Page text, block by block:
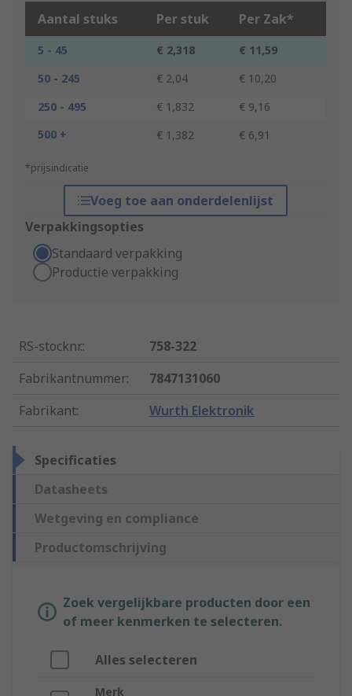
Aantal stuks Per stuk Per Zak*
5 - 45 € 2,318
€ 11,59
50 - 245
€ 2,04
€ 10,20
250 - 495
€ 1,832
€ 9,16
500 +
€ 1,382 € 6,91
*prijsindicatie
Voeg toe aan onderdelenlijst
Verpakkingsopties
Standaard verpakking
Productie verpakking
RS-stocknr.:
758-322
Fabrikantnummer:
7847131060
Fabrikant: Wurth Elektronik
Specificaties
Datasheets
Wetgeving en compliance
Productomschrijving
Zoek vergelijkbare producten door een
of meer kenmerken te selecteren.
Alles selecteren
Merk